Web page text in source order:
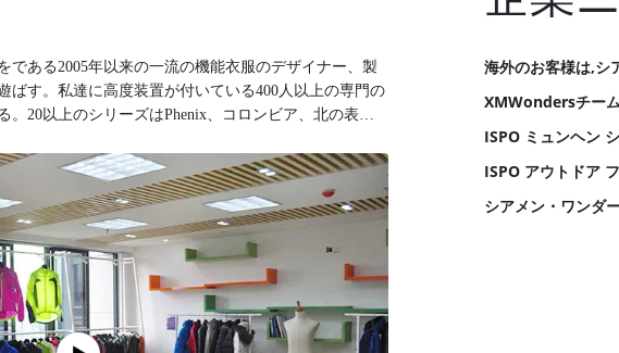
である2005年以来の一流の機能衣服のデザイナー、製
ばす。私達に高度装置が付いている400人以上の専門の
。20以上のシリーズはPhenix、コロンビア、北の表
質、競争価格および革新的なプロダクトは約束し、標
めに利用できる。私達の主要なプロダクトはジャケッ
hunting&fishing衣類、スキー摩耗、仕事の摩耗、であ
海外のお客様は,シ
XMWondersチー
ISPO ミュンヘン
ISPO アウトドア
シアメン・ワンダ